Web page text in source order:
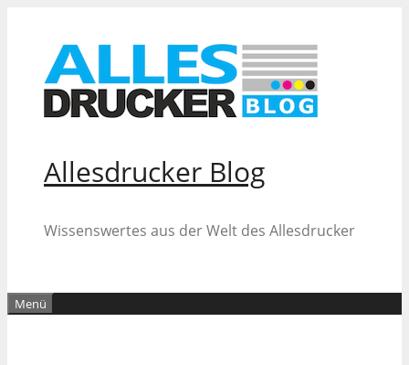
springen
Allesdrucker Blog
Wissenswertes aus der Welt des Allesdrucker
Menü